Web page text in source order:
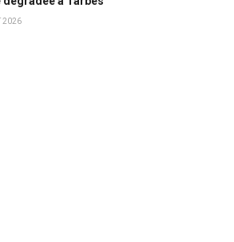
2026